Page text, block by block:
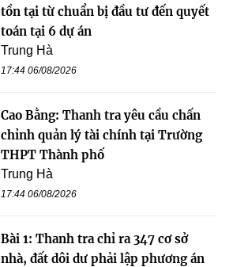
tồn tại từ chuẩn bị đầu tư đến quyết
toán tại 6 dự án
Trung Hà
17:44 06/08/2026
Cao Bằng: Thanh tra yêu cầu chấn
chỉnh quản lý tài chính tại Trường
THPT Thành phố
Trung Hà
17:44 06/08/2026
Bài 1: Thanh tra chỉ ra 347 cơ sở
nhà, đất dôi dư phải lập phương án